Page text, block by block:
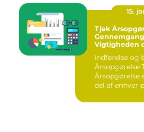
15.
Tjek
Vigtigheden
Indførelse og
Årsopgørelse Tjek
Årsopgørelse
del af enhver